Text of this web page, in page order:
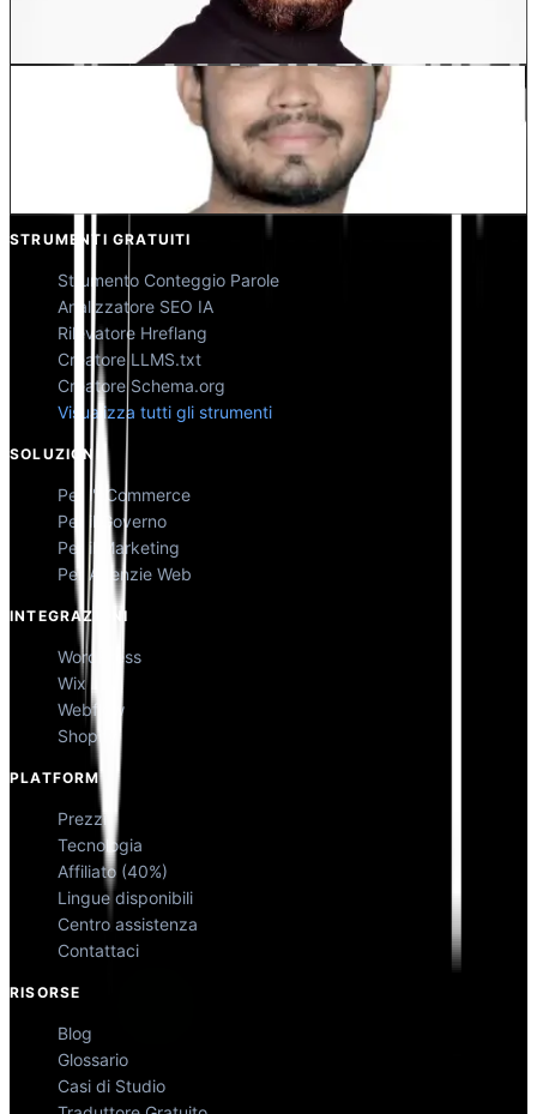
Co-Fondatore @MultiLipi
Kunal Singh Shekhawat
STRUMENTI GRATUITI
Strumento Conteggio Parole
Analizzatore SEO IA
Rilevatore Hreflang
Creatore LLMS.txt
Creatore Schema.org
Visualizza tutti gli strumenti
SOLUZIONI
Per l'eCommerce
Per il Governo
Per il Marketing
Per Agenzie Web
INTEGRAZIONI
WordPress
Wix
Webflow
Shopify
PLATFORM
Prezzi
Tecnologia
Affiliato (40%)
Lingue disponibili
Centro assistenza
Contattaci
RISORSE
Blog
Glossario
Casi di Studio